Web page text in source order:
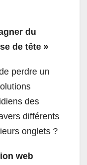
du
de tête »
perdre un
des
différents
onglets ?
web